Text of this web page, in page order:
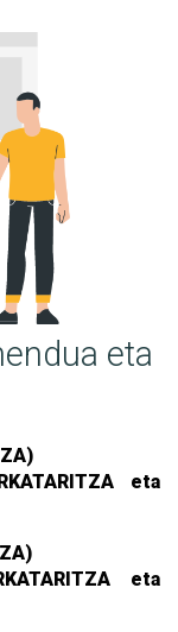
eta
eta
eta